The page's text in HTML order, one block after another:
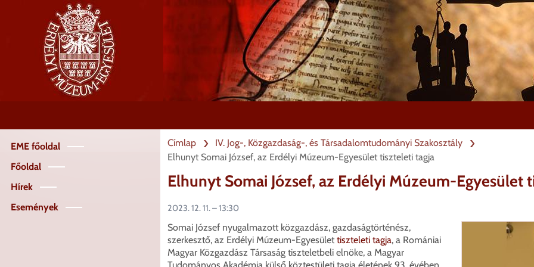
Címlap
IV. Jog-, Közgazdaság-, és Társadalomtudományi Szakosztály
Elhunyt Somai József, az Erdélyi Múzeum-Egyesület tiszteleti tagja
Elhunyt Somai József, az Erdélyi Múzeum-Egyesület
2023. 12. 11. – 13:30
Somai József nyugalmazott közgazdász, gazdaságtörténész,
szerkesztő, az Erdélyi Múzeum-Egyesülettiszteleti tagja, a Romániai
Magyar Közgazdász Társaság tiszteletbeli elnöke, a Magyar
Jog
menü
EME főoldal
Főoldal
Hírek
Események